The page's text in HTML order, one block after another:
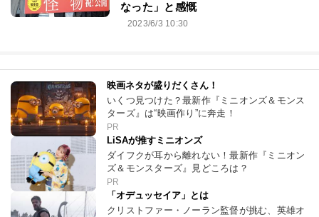
なった」と感慨
2023/6/3 10:30
映画ネタが盛りだくさん！
いくつ見つけた？最新作『ミニオンズ＆モンス
ターズ』は“映画作り”に奔走！
PR
LiSAが推すミニオンズ
ダイフクが耳から離れない！最新作『ミニオン
ズ＆モンスターズ』見どころは？
PR
「オデュッセイア」とは
クリストファー・ノーラン監督が挑む、英雄オ